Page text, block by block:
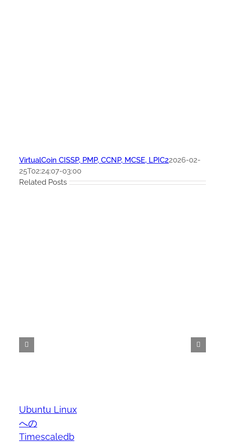
VirtualCoin CISSP, PMP, CCNP, MCSE, LPIC22026-02-
25T02:24:07-03:00
Related Posts
Ubuntu Linux
への
Timescaledb